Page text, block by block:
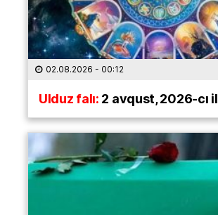
02.08.2026 - 00:12
Ulduz falı:2 avqust, 2026-cı il